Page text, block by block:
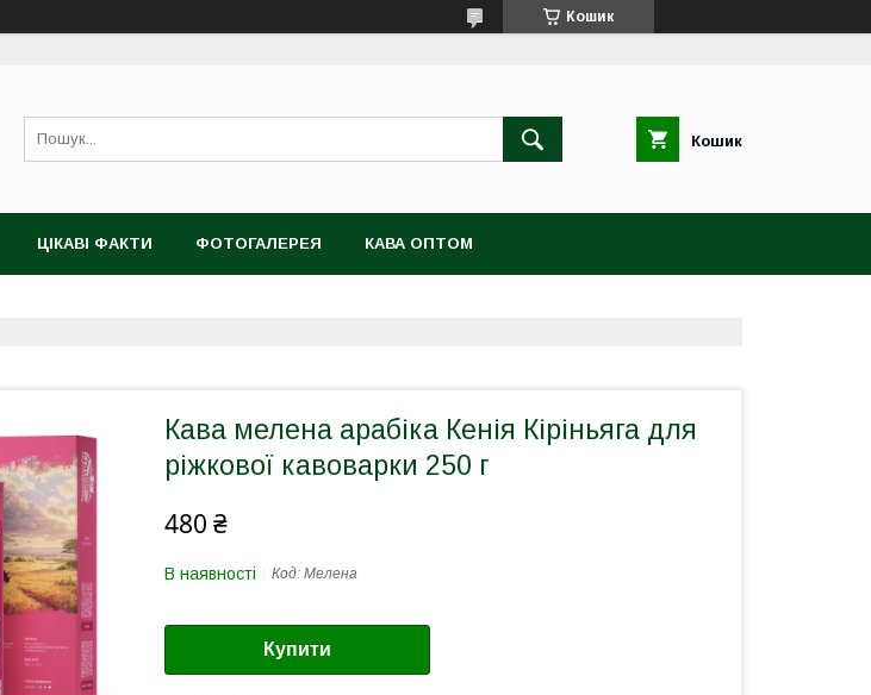
Кошик
Кошик
ЦІКАВІ ФАКТИ ФОТОГАЛЕРЕЯ КАВА ОПТОМ
Кава мелена арабіка Кенія Кіріньяга для
ріжкової кавоварки 250 г
480 ₴
В наявності Код: Мелена
Купити